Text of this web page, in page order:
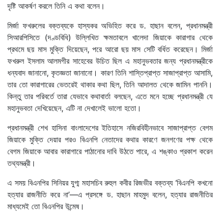
দৃষ্টি আকর্ষণ করলে তিনি এ কথা বলেন।
মির্জা ফখরুলের বক্তব্যকে হাস্যকর অভিহিত করে ড. হাছান বলেন, প্রধানমন্ত্রী
সিআরপিসিতে (দণ্ডবিধি) উল্লিখিত ক্ষমতাবলে খালেদা জিয়াকে কারাগার থেকে
প্রথমে ছয় মাস মুক্তি দিয়েছেন, পরে আরো ছয় মাস সেটি বর্ধিত করেছেন। মির্জা
ফখরুল ইসলাম আলমগীর সাহেবের উচিত ছিল এ মহানুভবতার জন্য প্রধানমন্ত্রীকে
ধন্যবাদ জানানো, কৃতজ্ঞতা জানানো। কারণ তিনি শাস্তিপ্রাপ্ত সাজাপ্রাপ্ত আসামি,
তার তো কারাগারের ভেতরেই থাকার কথা ছিল, তিনি আদালত থেকে জামিন পাননি।
কিন্তু তার পরিবর্তে তারা যেভাবে কথাবার্তা বলছেন, এতে মনে হচ্ছে প্রধানমন্ত্রী যে
মহানুভবতা দেখিয়েছেন, এটি না দেখালেই ভালো হতো।
প্রধানমন্ত্রী শেখ হাসিনা বাংলাদেশের ইতিহাসে নজিরবিহীনভাবে সাজাপ্রাপ্ত বেগম
জিয়াকে মুক্তি দেয়ার পরও বিএনপি নেতাদের কথার কারণে জনগণের পক্ষ থেকে
বেগম জিয়াকে আবার কারাগারে পাঠানোর দাবি উঠতে পারে, এ শঙ্কাও প্রকাশ করেন
তথ্যমন্ত্রী।
এ সময় বিএনপির সিনিয়র যুগ্ম মহাসচিব রুহুল কবীর রিজভীর বক্তব্য ‘বিএনপি কখনো
হত্যার রাজনীতি করে না’—এ প্রসঙ্গে ড. হাছান মাহমুদ বলেন, হত্যার রাজনীতির
মাধ্যমেই তো বিএনপির উন্মেষ।